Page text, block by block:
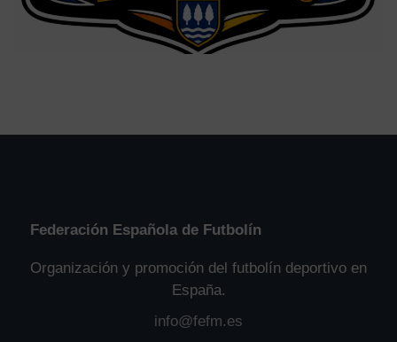
Federación Española de Futbolín
Organización y promoción del futbolín deportivo en
España.
info@fefm.es